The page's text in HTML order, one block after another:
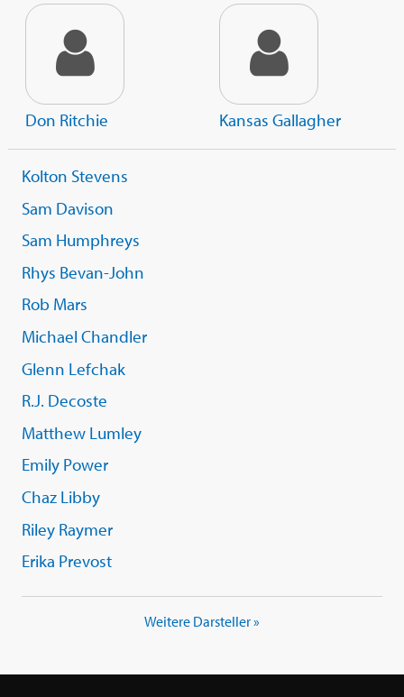
Don Ritchie Kansas Gallagher
Kolton Stevens
Sam Davison
Sam Humphreys
Rhys Bevan-John
Rob Mars
Michael Chandler
Glenn Lefchak
R.J. Decoste
Matthew Lumley
Emily Power
Chaz Libby
Riley Raymer
Erika Prevost
Weitere Darsteller »